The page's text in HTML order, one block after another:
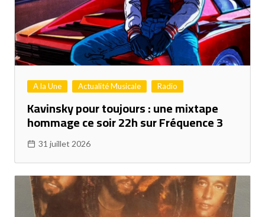
A la Une Actualité Musicale Radio
Kavinsky pour toujours : une mixtape
hommage ce soir 22h sur Fréquence 3
31 juillet 2026